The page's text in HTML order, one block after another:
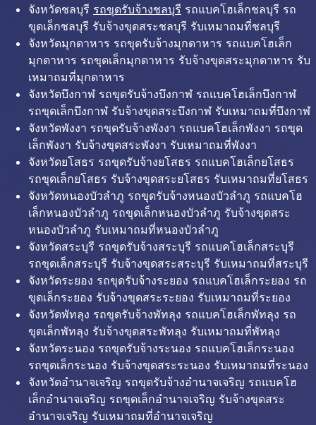
จังหวัดชลบุรี รถขุดรับจ้างชลบุรี รถแบคโฮเล็กชลบุรี รถ
ขุดเล็กชลบุรี รับจ้างขุดสระชลบุรี รับเหมาถมที่ชลบุรี
จังหวัดมุกดาหาร รถขุดรับจ้างมุกดาหาร รถแบคโฮเล็ก
มุกดาหาร รถขุดเล็กมุกดาหาร รับจ้างขุดสระมุกดาหาร รับ
เหมาถมที่มุกดาหาร
จังหวัดบึงกาฬ รถขุดรับจ้างบึงกาฬ รถแบคโฮเล็กบึงกาฬ
รถขุดเล็กบึงกาฬ รับจ้างขุดสระบึงกาฬ รับเหมาถมที่บึงกาฬ
จังหวัดพังงา รถขุดรับจ้างพังงา รถแบคโฮเล็กพังงา รถขุด
เล็กพังงา รับจ้างขุดสระพังงา รับเหมาถมที่พังงา
จังหวัดยโสธร รถขุดรับจ้างยโสธร รถแบคโฮเล็กยโสธร
รถขุดเล็กยโสธร รับจ้างขุดสระยโสธร รับเหมาถมที่ยโสธร
จังหวัดหนองบัวลำภู รถขุดรับจ้างหนองบัวลำภู รถแบคโฮ
เล็กหนองบัวลำภู รถขุดเล็กหนองบัวลำภู รับจ้างขุดสระ
หนองบัวลำภู รับเหมาถมที่หนองบัวลำภู
จังหวัดสระบุรี รถขุดรับจ้างสระบุรี รถแบคโฮเล็กสระบุรี
รถขุดเล็กสระบุรี รับจ้างขุดสระสระบุรี รับเหมาถมที่สระบุรี
จังหวัดระยอง รถขุดรับจ้างระยอง รถแบคโฮเล็กระยอง รถ
ขุดเล็กระยอง รับจ้างขุดสระระยอง รับเหมาถมที่ระยอง
จังหวัดพัทลุง รถขุดรับจ้างพัทลุง รถแบคโฮเล็กพัทลุง รถ
ขุดเล็กพัทลุง รับจ้างขุดสระพัทลุง รับเหมาถมที่พัทลุง
จังหวัดระนอง รถขุดรับจ้างระนอง รถแบคโฮเล็กระนอง
รถขุดเล็กระนอง รับจ้างขุดสระระนอง รับเหมาถมที่ระนอง
จังหวัดอำนาจเจริญ รถขุดรับจ้างอำนาจเจริญ รถแบคโฮ
เล็กอำนาจเจริญ รถขุดเล็กอำนาจเจริญ รับจ้างขุดสระ
อำนาจเจริญ รับเหมาถมที่อำนาจเจริญ